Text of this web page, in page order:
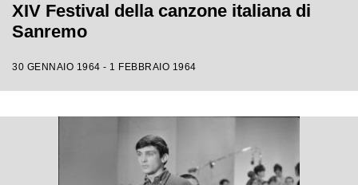
XIV Festival della canzone italiana di
Sanremo
30 GENNAIO 1964 - 1 FEBBRAIO 1964